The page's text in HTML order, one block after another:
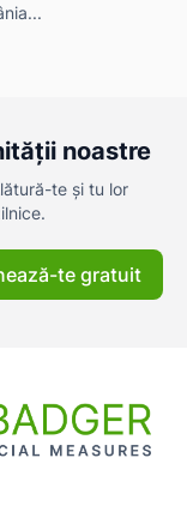
noastre
te și tu lor
te gratuit